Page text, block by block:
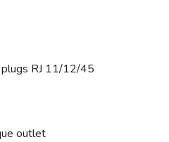
RJ 11/12/45
outlet